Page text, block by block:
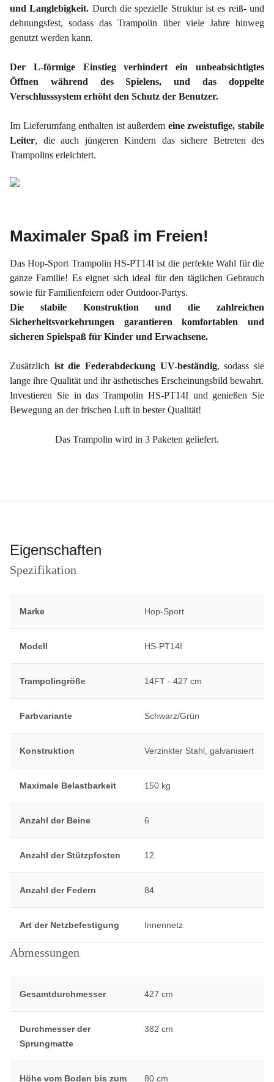
und Langlebigkeit. Durch die spezielle Struktur ist es reiß- und
dehnungsfest, sodass das Trampolin über viele Jahre hinweg
genutzt werden kann.
Der L-förmige Einstieg verhindert ein unbeabsichtigtes
Öffnen während des Spielens, und das doppelte
Verschlusssystem erhöht den Schutz der Benutzer.
Im Lieferumfang enthalten ist außerdem eine zweistufige, stabile
Leiter, die auch jüngeren Kindern das sichere Betreten des
Trampolins erleichtert.
Maximaler Spaß im Freien!
Das Hop-Sport Trampolin HS-PT14I ist die perfekte Wahl für die
ganze Familie! Es eignet sich ideal für den täglichen Gebrauch
sowie für Familienfeiern oder Outdoor-Partys.
Die stabile Konstruktion und die zahlreichen
Sicherheitsvorkehrungen garantieren komfortablen und
sicheren Spielspaß für Kinder und Erwachsene.
Zusätzlich ist die Federabdeckung UV-beständig, sodass sie
lange ihre Qualität und ihr ästhetisches Erscheinungsbild bewahrt.
Investieren Sie in das Trampolin HS-PT14I und genießen Sie
Bewegung an der frischen Luft in bester Qualität!
Das Trampolin wird in 3 Paketen geliefert.
Eigenschaften
Spezifikation
Marke Hop-Sport
Modell HS-PT14I
Trampolingröße 14FT - 427 cm
Farbvariante Schwarz/Grün
Konstruktion Verzinkter Stahl, galvanisiert
Maximale Belastbarkeit 150 kg
Anzahl der Beine 6
Anzahl der Stützpfosten 12
Anzahl der Federn 84
Art der Netzbefestigung Innennetz
Abmessungen
Gesamtdurchmesser 427 cm
Durchmesser der
Sprungmatte
382 cm
Höhe vom Boden bis zum
80 cm